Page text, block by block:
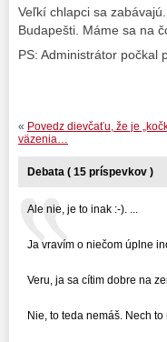
Veľkí chlapci sa
Budapešti. Máme sa na
PS: Administrátor počkal
« Povedz dievčaťu, že je
väzenia…
Debata ( 15 príspevkov )
Ale nie, je to inak :-). ...
Ja vravím o niečom úplne
Veru, ja sa cítim dobre na
Nie, to teda nemáš. Nech